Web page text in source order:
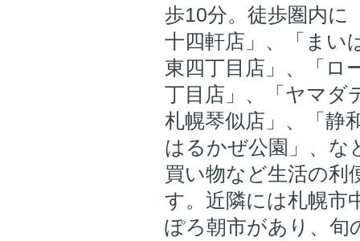
歩10分。徒歩圏内に
十四軒店」、「まい
東四丁目店」、「ロ
丁目店」、「ヤマダ
札幌琴似店」、「静
はるかぜ公園」、な
買い物など生活の利
す。近隣には札幌市
ぽろ朝市があり、旬